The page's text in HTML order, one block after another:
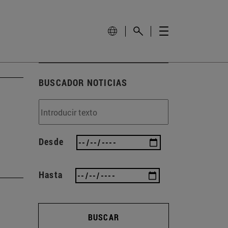
BUSCADOR NOTICIAS
Desde
Hasta
BUSCAR